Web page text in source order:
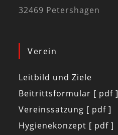
32469 Petershagen
Verein
Leitbild und Ziele
Beitrittsformular [ pdf ]
Vereinssatzung [ pdf ]
Hygienekonzept [ pdf ]